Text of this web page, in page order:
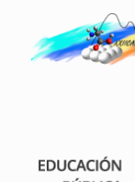
content